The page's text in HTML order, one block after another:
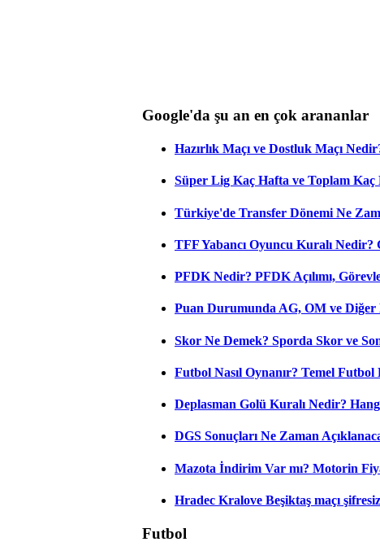
Google'da şu an en çok arananlar
Hazırlık Maçı ve Dostluk Maçı
Süper Lig Kaç Hafta ve Toplam Kaç
Türkiye'de Transfer Dönemi Ne
TFF Yabancı Oyuncu Kuralı Nedir?
PFDK Nedir? PFDK Açılımı,
Puan Durumunda AG, OM ve Diğer
Skor Ne Demek? Sporda Skor ve
Futbol Nasıl Oynanır? Temel Futbol
Deplasman Golü Kuralı Nedir?
DGS Sonuçları Ne Zaman
Mazota İndirim Var mı? Motorin
Hradec Kralove Beşiktaş maçı
Futbol